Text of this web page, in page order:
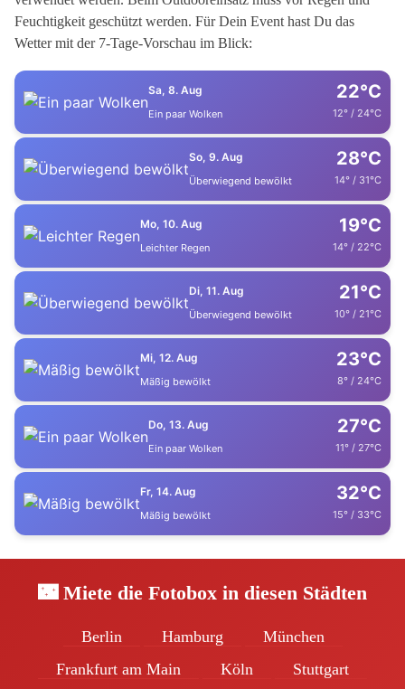
Feuchtigkeit geschützt werden. Für Dein Event hast Du das
Wetter mit der 7-Tage-Vorschau im Blick:
Sa, 8. Aug
Ein paar Wolken
22°C
12° / 24°C
So, 9. Aug
Überwiegend bewölkt
28°C
14° / 31°C
Mo, 10. Aug
Leichter Regen
19°C
14° / 22°C
Di, 11. Aug
Überwiegend bewölkt
21°C
10° / 21°C
Mi, 12. Aug
Mäßig bewölkt
23°C
8° / 24°C
Do, 13. Aug
Ein paar Wolken
27°C
11° / 27°C
Fr, 14. Aug
Mäßig bewölkt
32°C
15° / 33°C
🌃 Miete die Fotobox in diesen Städten
Berlin Hamburg
München
Frankfurt am Main
Köln Stuttgart